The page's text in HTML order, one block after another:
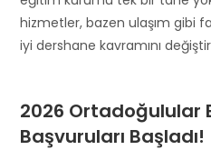
hizmetler, bazen ulaşım gibi
iyi dershane kavramını
2026 Ortadoğulular
Başvuruları Başladı!